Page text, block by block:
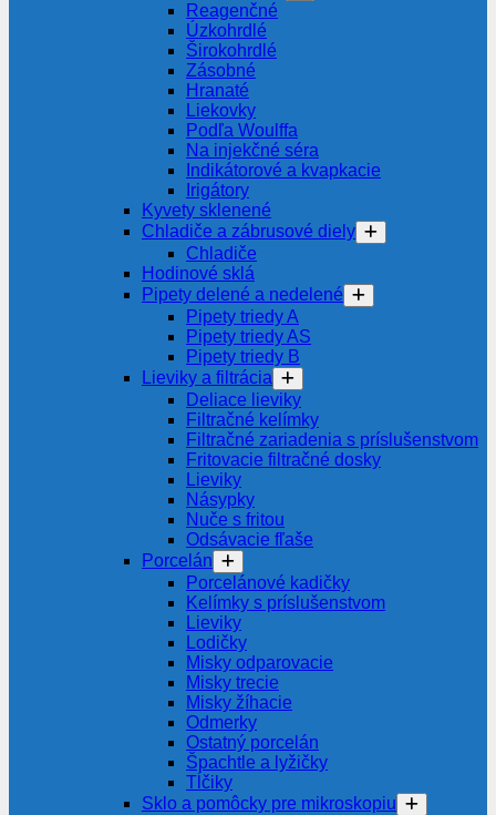
Reagenčné
Úzkohrdlé
Širokohrdlé
Zásobné
Hranaté
Liekovky
Podľa Woulffa
Na injekčné séra
Indikátorové a kvapkacie
Irigátory
Kyvety sklenené
Chladiče a zábrusové diely
Chladiče
Hodinové sklá
Pipety delené a nedelené
Pipety triedy A
Pipety triedy AS
Pipety triedy B
Lieviky a filtrácia
Deliace lieviky
Filtračné kelímky
Filtračné zariadenia s príslušenstvom
Fritovacie filtračné dosky
Lieviky
Násypky
Nuče s fritou
Odsávacie fľaše
Porcelán
Porcelánové kadičky
Kelímky s príslušenstvom
Lieviky
Lodičky
Misky odparovacie
Misky trecie
Misky žíhacie
Odmerky
Ostatný porcelán
Špachtle a lyžičky
Tĺčiky
Sklo a pomôcky pre mikroskopiu